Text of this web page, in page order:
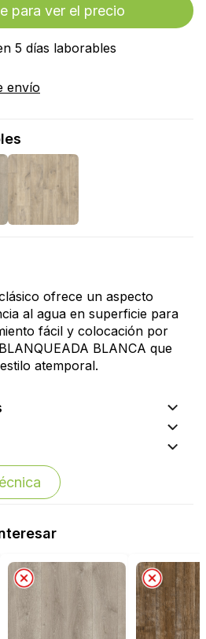
para ver el precio
5 días laborables
envío
ofrece un aspecto
al agua en superficie para
fácil y colocación por
BLANCA que
atemporal.